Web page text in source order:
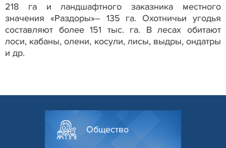
218 га и ландшафтного заказника местного
значения «Раздоры»– 135 га. Охотничьи угодья
составляют более 151 тыс. га. В лесах обитают
лоси, кабаны, олени, косули, лисы, выдры, ондатры
и др.
Общество